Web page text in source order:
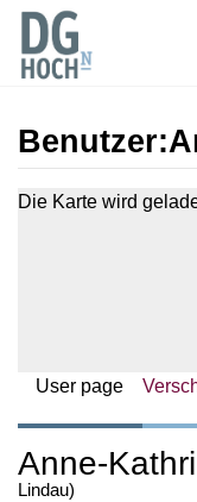
Benutzer:
Wechseln zu:
Die Karte wird
User page
Anne-
Lindau)